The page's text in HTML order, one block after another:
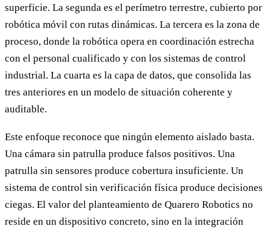
superficie. La segunda es el perímetro terrestre, cubierto por
robótica móvil con rutas dinámicas. La tercera es la zona de
proceso, donde la robótica opera en coordinación estrecha
con el personal cualificado y con los sistemas de control
industrial. La cuarta es la capa de datos, que consolida las
tres anteriores en un modelo de situación coherente y
auditable.
Este enfoque reconoce que ningún elemento aislado basta.
Una cámara sin patrulla produce falsos positivos. Una
patrulla sin sensores produce cobertura insuficiente. Un
sistema de control sin verificación física produce decisiones
ciegas. El valor del planteamiento de Quarero Robotics no
reside en un dispositivo concreto, sino en la integración